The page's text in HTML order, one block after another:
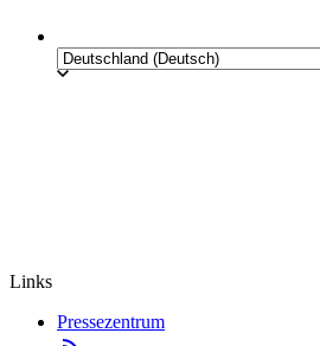
Links
Pressezentrum